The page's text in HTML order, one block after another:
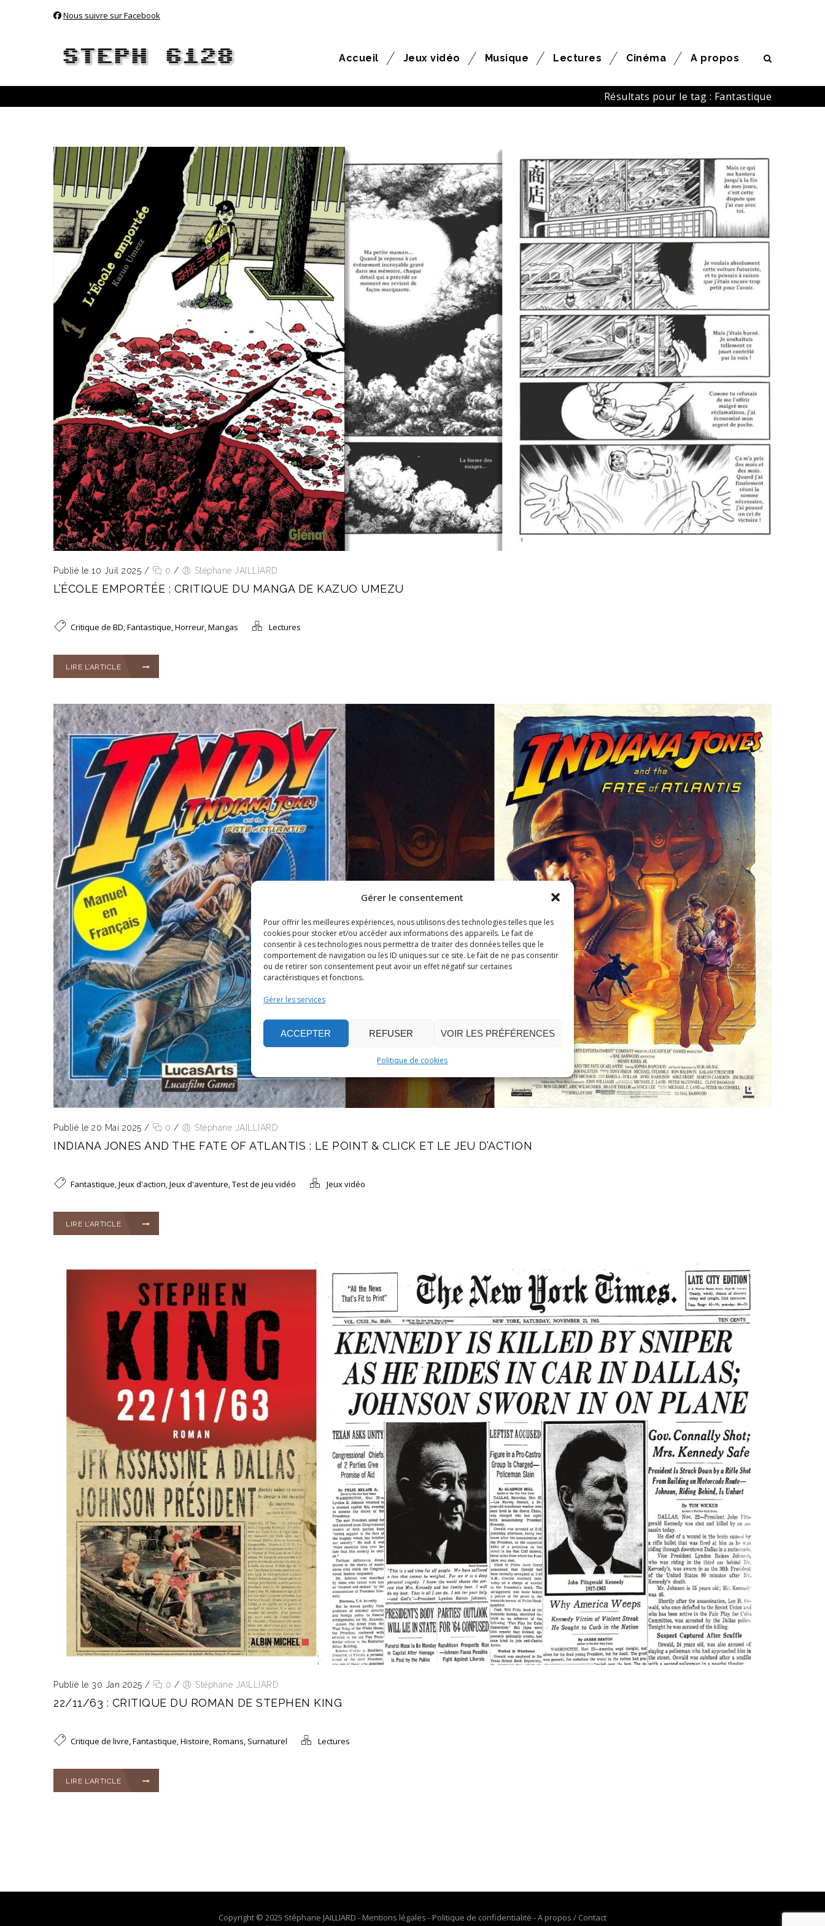
Gérer le consentement
Pour offrir les meilleures expériences, nous utilisons des technologies telles que les
cookies pour stocker et/ou accéder aux informations des appareils. Le fait de
consentir à ces technologies nous permettra de traiter des données telles que le
comportement de navigation ou les ID uniques sur ce site. Le fait de ne pas consentir
ou de retirer son consentement peut avoir un effet négatif sur certaines
caractéristiques et fonctions.
Gérer les services
ACCEPTER REFUSER VOIR LES PRÉFÉRENCES
Politique de cookies
Nous suivre sur Facebook
Accueil Jeux vidéo Musique Lectures Cinéma A propos
Résultats pour le tag : Fantastique
Publié le 10 Juil 2025 / 0 / Stéphane JAILLIARD
L’ÉCOLE EMPORTÉE : CRITIQUE DU MANGA DE KAZUO UMEZU
Critique de BD,Fantastique,Horreur,Mangas Lectures
LIRE L’ARTICLE
Publié le 20 Mai 2025 / 0 / Stéphane JAILLIARD
INDIANA JONES AND THE FATE OF ATLANTIS : LE POINT & CLICK ET LE JEU D’ACTION
Fantastique,Jeux d'action,Jeux d'aventure,Test de jeu vidéo Jeux vidéo
LIRE L’ARTICLE
Publié le 30 Jan 2025 / 0 / Stéphane JAILLIARD
22/11/63 : CRITIQUE DU ROMAN DE STEPHEN KING
Critique de livre,Fantastique,Histoire,Romans, Surnaturel Lectures
LIRE L’ARTICLE
Copyright © 2025 Stéphane JAILLIARD - Mentions légales - Politique de confidentialité -A propos / Contact